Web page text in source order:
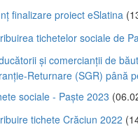
finalizare proiect eSlatina
tichetelor sociale de
și comercianții de
Returnare (SGR) până
sociale - Paște 2023
tichete Crăciun 2022